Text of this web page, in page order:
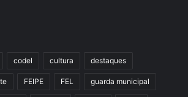
codel cultura destaques
FEIPE FEL guarda municipal